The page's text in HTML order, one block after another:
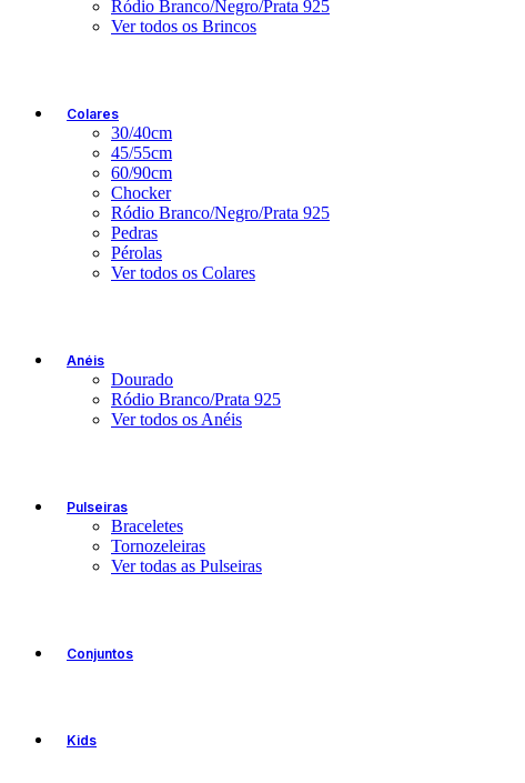
Ródio Branco/Negro/Prata 925
Ver todos os Brincos
Colares
30/40cm
45/55cm
60/90cm
Chocker
Ródio Branco/Negro/Prata 925
Pedras
Pérolas
Ver todos os Colares
Anéis
Dourado
Ródio Branco/Prata 925
Ver todos os Anéis
Pulseiras
Braceletes
Tornozeleiras
Ver todas as Pulseiras
Conjuntos
Kids